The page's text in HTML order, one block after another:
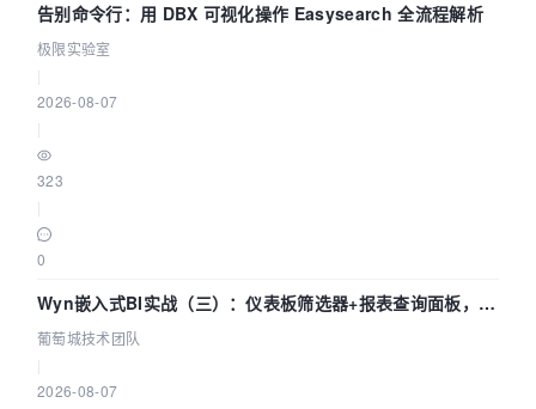
告别命令行：用 DBX 可视化操作 Easysearch 全流程解析
极限实验室
2026-08-07
323
0
Wyn嵌入式BI实战（三）：仪表板筛选器+报表查询面板，参
数联动全闭环
葡萄城技术团队
2026-08-07